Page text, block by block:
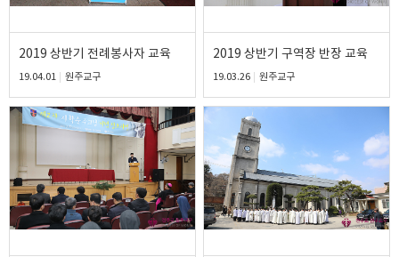
2019 상반기 전례봉사자 교육
19.04.01 원주교구
2019 상반기 구역장 반장 교육
19.03.26 원주교구